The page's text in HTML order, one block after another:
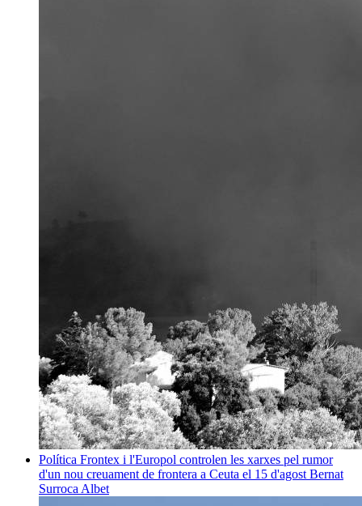
Política Frontex i l'Europol controlen les xarxes pel rumor
d'un nou creuament de frontera a Ceuta el 15 d'agost Bernat
Surroca Albet